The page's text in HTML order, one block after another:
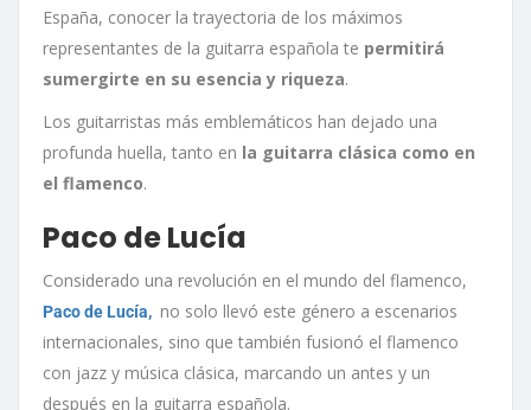
España, conocer la trayectoria de los máximos
representantes de la guitarra española te permitirá
sumergirte en su esencia y riqueza.
Los guitarristas más emblemáticos han dejado una
profunda huella, tanto en la guitarra clásica como en
el flamenco.
Paco de Lucía
Considerado una revolución en el mundo del flamenco,
Paco de Lucía, no solo llevó este género a escenarios
internacionales, sino que también fusionó el flamenco
con jazz y música clásica, marcando un antes y un
después en la guitarra española.